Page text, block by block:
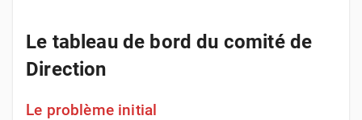
Le tableau de bord du comité de
Direction
Le problème initial